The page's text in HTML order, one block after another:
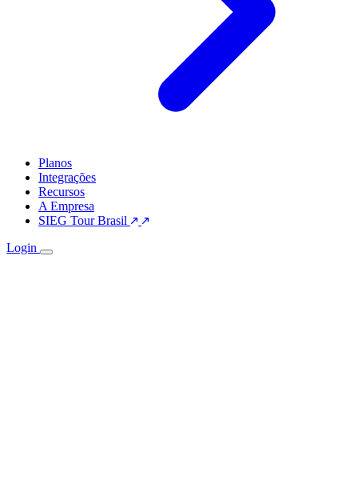
Planos
Integrações
Recursos
A Empresa
SIEG Tour Brasil
Login